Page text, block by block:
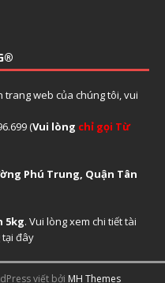
trang web của chúng tôi, vui
(Vui lòng chỉ gọi Từ
Phú Trung, Quận Tân
5kg. Vui lòng xem chi tiết tài
đây
viết bởi MH Themes